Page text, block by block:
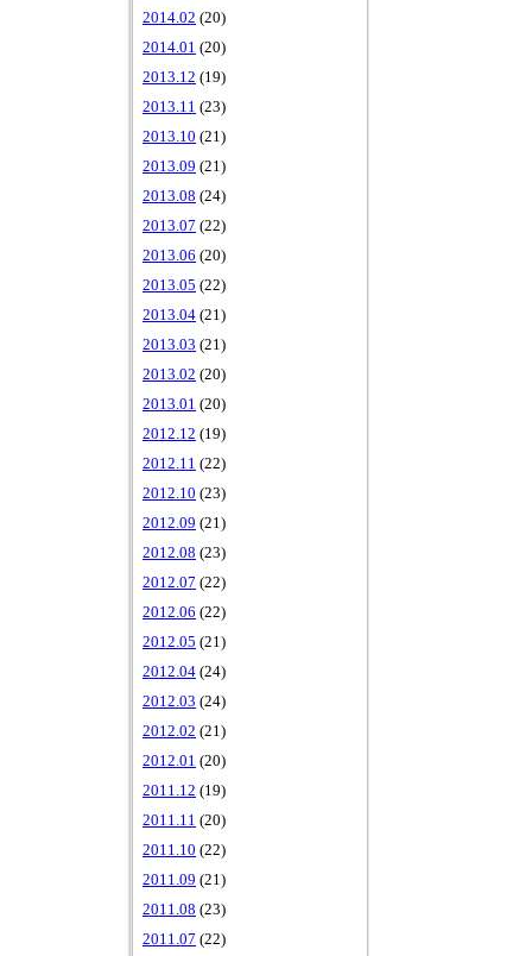
2014.02 (20)
2014.01 (20)
2013.12 (19)
2013.11 (23)
2013.10 (21)
2013.09 (21)
2013.08 (24)
2013.07 (22)
2013.06 (20)
2013.05 (22)
2013.04 (21)
2013.03 (21)
2013.02 (20)
2013.01 (20)
2012.12 (19)
2012.11 (22)
2012.10 (23)
2012.09 (21)
2012.08 (23)
2012.07 (22)
2012.06 (22)
2012.05 (21)
2012.04 (24)
2012.03 (24)
2012.02 (21)
2012.01 (20)
2011.12 (19)
2011.11 (20)
2011.10 (22)
2011.09 (21)
2011.08 (23)
2011.07 (22)